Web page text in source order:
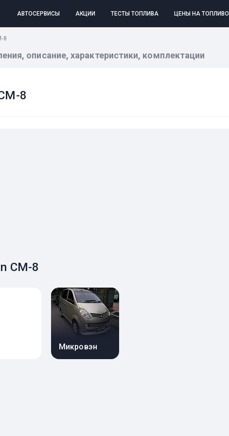
АВТОСЕРВИСЫ АКЦИИ ТЕСТЫ ТОПЛИВА ЦЕНЫ НА ТОПЛИВО
8
описание, характеристики, комплектации
8
CM-8
Микровэн